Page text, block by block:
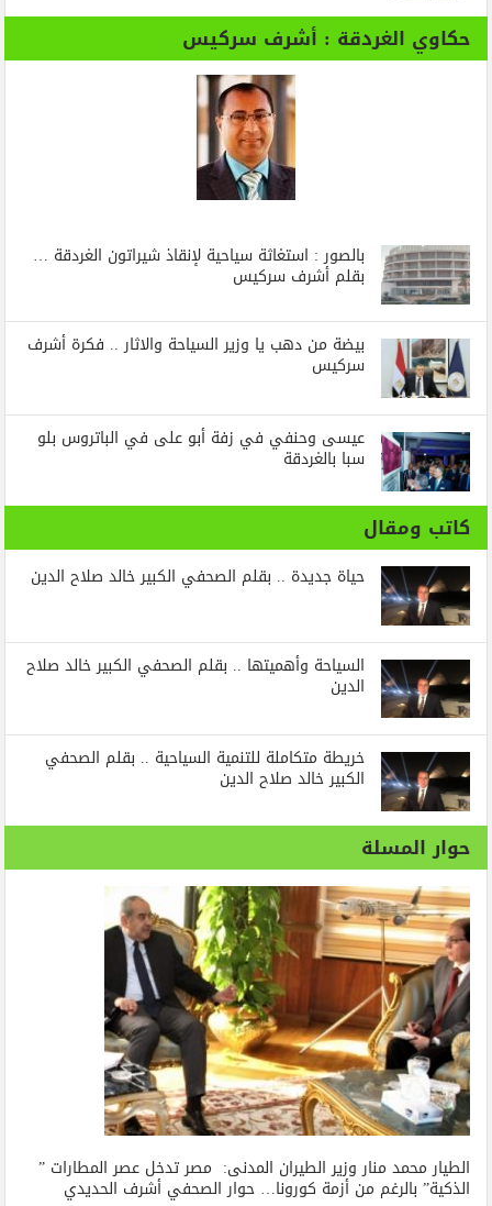
حكاوي الغردقة : أشرف سركيس
بالصور : استغاثة سياحية لإنقاذ شيراتون الغردقة …
بقلم أشرف سركيس
بيضة من دهب يا وزير السياحة والاثار .. فكرة أشرف
سركيس
عيسى وحنفي في زفة أبو على في الباتروس بلو
سبا بالغردقة
كاتب ومقال
حياة جديدة .. بقلم الصحفي الكبير خالد صلاح الدين
السياحة وأهميتها .. بقلم الصحفي الكبير خالد صلاح
الدين
خريطة متكاملة للتنمية السياحية .. بقلم الصحفي
الكبير خالد صلاح الدين
حوار المسلة
الطيار محمد منار وزير الطيران المدنى: مصر تدخل عصر المطارات ”
الذكية” بالرغم من أزمة كورونا… حوار الصحفي أشرف الحديدي